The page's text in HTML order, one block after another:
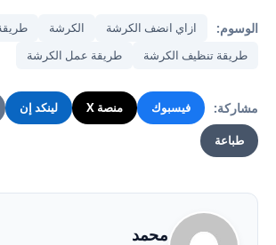
الوسوم: ازاي انضف الكرشة الكرشة
طريقة تنظيف الكرشة
طريقة عمل الكرشة
مشاركة: فيسبوك منصة X لينكد إن
طباعة
محمد